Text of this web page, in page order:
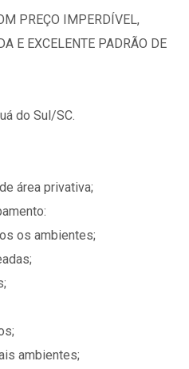
PREÇO IMPERDÍVEL,
E EXCELENTE PADRÃO DE
do Sul/SC.
área privativa;
os ambientes;
ambientes;